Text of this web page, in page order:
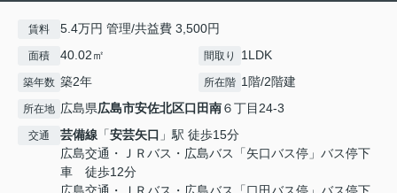
賃料 5.4万円 管理/共益費 3,500円
面積 40.02㎡ 間取り 1LDK
築年数 築2年 所在階 1階/2階建
所在地 広島県広島市安佐北区口田南６丁目24-3
交通 芸備線 「安芸矢口 」駅 徒歩15分
広島交通・ＪＲバス・広島バス「矢口バス停」バス停下
車 徒歩12分